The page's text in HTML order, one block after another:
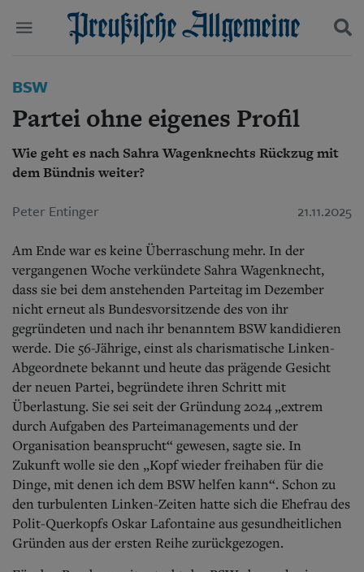
Start
Wer wir sind
Aktuelle Ausgabe
Abonnenten-Login
Abonnent werden
Abo Prämien
Archiv
Mediadaten
Wirtschaft
Panorama
Gesellschaft
Berlin-Brandenburg
Schlesien
Danzig und Westpreußen
Bücher
Kontakt
Impressum
Datenschutz
Suchen und finden
BSW
Partei ohne eigenes Profil
Wie geht es nach Sahra Wagenknechts Rückzug mit
dem Bündnis weiter?
Peter Entinger 21.11.2025
Am Ende war es keine Überraschung mehr. In der
vergangenen Woche verkündete Sahra Wagenknecht,
dass sie bei dem anstehenden Parteitag im Dezember
nicht erneut als Bundesvorsitzende des von ihr
gegründeten und nach ihr benanntem BSW kandidieren
werde. Die 56-Jährige, einst als charismatische Linken-
Abgeordnete bekannt und heute das prägende Gesicht
der neuen Partei, begründete ihren Schritt mit
Überlastung. Sie sei seit der Gründung 2024 „extrem
durch Aufgaben des Parteimanagements und der
Organisation beansprucht“ gewesen, sagte sie. In
Zukunft wolle sie den „Kopf wieder freihaben für die
Dinge, mit denen ich dem BSW helfen kann“. Schon zu
den turbulenten Linken-Zeiten hatte sich die Ehefrau des
Polit-Querkopfs Oskar Lafontaine aus gesundheitlichen
Gründen aus der ersten Reihe zurückgezogen.